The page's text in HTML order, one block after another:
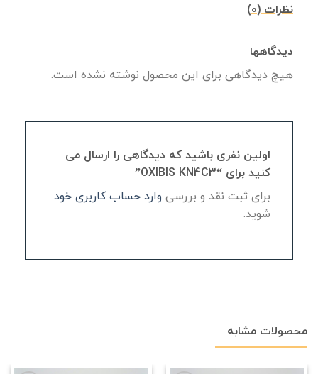
نظرات (0)
دیدگاهها
هیچ دیدگاهی برای این محصول نوشته نشده است.
اولین نفری باشید که دیدگاهی را ارسال می
کنید برای “OXIBIS KN4C3”
برای ثبت نقد و بررسی وارد حساب کاربری خود
شوید.
محصولات مشابه